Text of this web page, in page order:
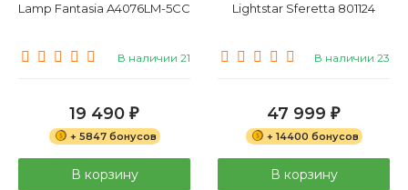
Lamp Fantasia A4076LM-5CC
В наличии 21
19 490 ₽
+ 5847 бонусов
В корзину
Lightstar Sferetta 801124
В наличии 23
47 999 ₽
+ 14400 бонусов
В корзину